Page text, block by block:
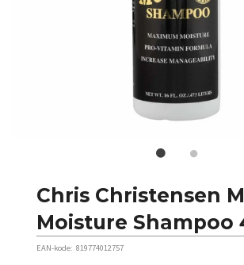
Chris Christensen
Moisture Shampoo
EAN-kode: 819774012757